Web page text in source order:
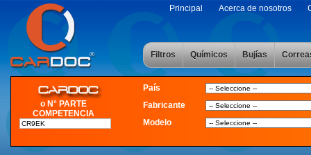
Principal Acerca de nosotros
Filtros Químicos Bujías
o N° PARTE
COMPETENCIA
País
Fabricante
Modelo